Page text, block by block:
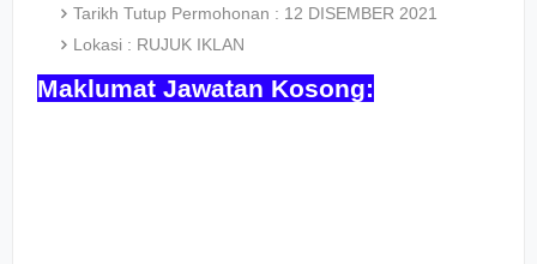
Tarikh Tutup Permohonan : 12 DISEMBER 2021
Lokasi : RUJUK IKLAN
Maklumat Jawatan Kosong: